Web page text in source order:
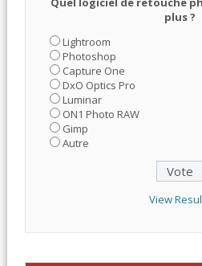
plus ?
Lightroom
Photoshop
Capture One
DxO Optics Pro
Luminar
ON1 Photo RAW
Gimp
Autre
View